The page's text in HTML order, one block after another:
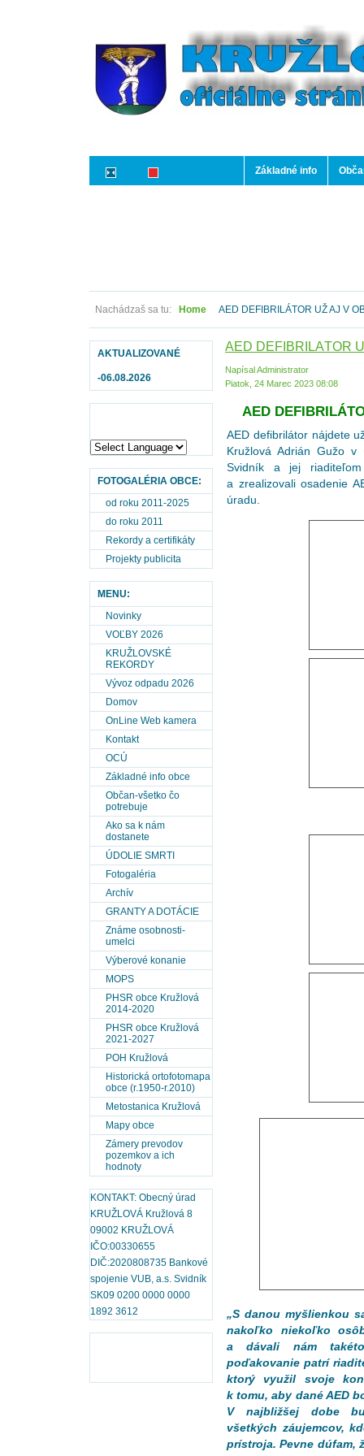
Základné info
Nachádzaš sa tu: Home AED DEFIBRILÁTOR UŽ AJ V
AKTUALIZOVANÉ
-06.08.2026
FOTOGALÉRIA OBCE:
od roku 2011-2025
do roku 2011
Rekordy a certifikáty
Projekty publicita
MENU:
Novinky
VOĽBY 2026
KRUŽLOVSKÉ
REKORDY
Vývoz odpadu 2026
Domov
OnLine Web kamera
Kontakt
OCÚ
Základné info obce
Občan-všetko čo
potrebuje
Ako sa k nám
dostanete
ÚDOLIE SMRTI
Fotogaléria
Archív
GRANTY A DOTÁCIE
Známe osobnosti-
umelci
Výberové konanie
MOPS
PHSR obce Kružlová
2014-2020
PHSR obce Kružlová
2021-2027
POH Kružlová
Historická ortofotomapa
obce (r.1950-r.2010)
Metostanica Kružlová
Mapy obce
Zámery prevodov
pozemkov a ich
hodnoty
KONTAKT: Obecný úrad
KRUŽLOVÁ Kružlová 8
09002 KRUŽLOVÁ
IČO:00330655
DIČ:2020808735 Bankové
spojenie VUB, a.s. Svidník
SK09 0200 0000 0000
1892 3612
AED DEFIBRILÁTOR
Napísal Administrator
Piatok, 24 Marec 2023 08:08
AED
AED defibrilátor nájdete
Kružlová Adrián Gužo
Svidník a jej riaditeľom
a zrealizovali osadenie
úradu.
„S danou myšlienkou
nakoľko niekoľko
a dávali nám
poďakovanie patrí
ktorý využil svoje
k tomu, aby dané AED
V najbližšej dobe
všetkých záujemcov,
prístroja. Pevne dúfam,